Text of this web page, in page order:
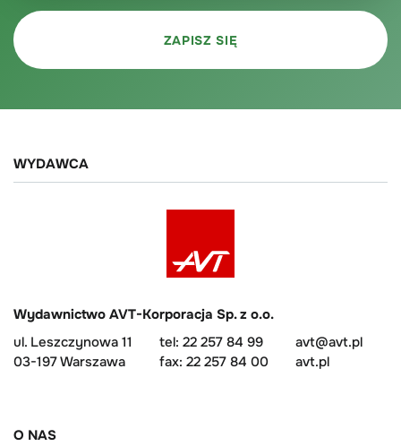
WYDAWCA
Wydawnictwo AVT-Korporacja Sp. z o.o.
ul. Leszczynowa 11
03-197 Warszawa
tel: 22 257 84 99
fax: 22 257 84 00
avt@avt.pl
avt.pl
O NAS